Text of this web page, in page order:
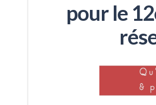
pour le